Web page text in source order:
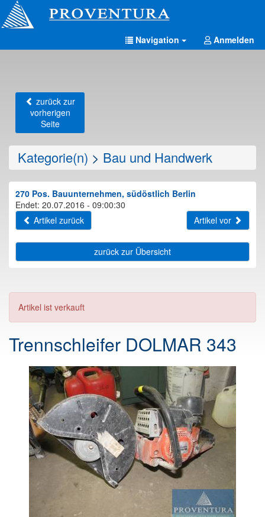
Navigation Anmelden
zurück zur
vorherigen
Seite
Kategorie(n) > Bau und Handwerk
270 Pos. Bauunternehmen, südöstlich Berlin
Endet: 20.07.2016 - 09:00:30
Artikel zurück
Artikel vor
zurück zur Übersicht
Artikel ist verkauft
Trennschleifer DOLMAR 343